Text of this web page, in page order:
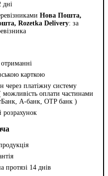
дні
Нова Пошта,
Rozetka Delivery: за
карткою
через платіжну систему
можливість оплати частинами
А-банк, OTP банк )
розрахунок
протязі 14 днів